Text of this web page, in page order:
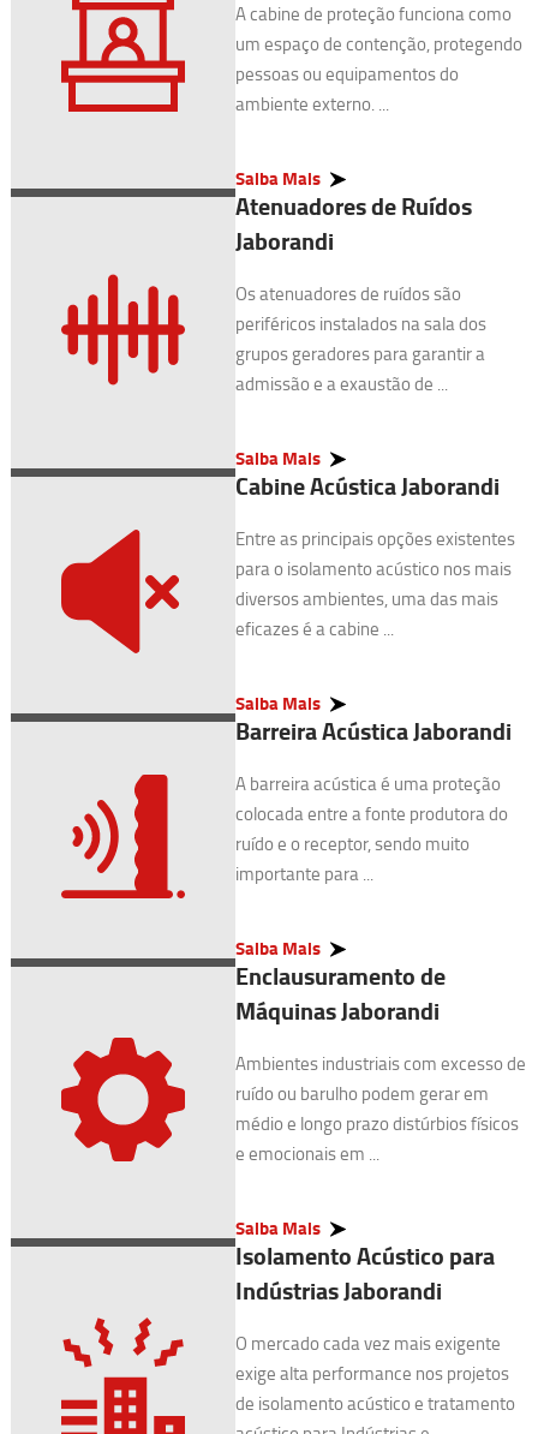
A cabine de proteção funciona como
um espaço de contenção, protegendo
pessoas ou equipamentos do
ambiente externo. ...
Saiba Mais
Atenuadores de Ruídos
Jaborandi
Os atenuadores de ruídos são
periféricos instalados na sala dos
grupos geradores para garantir a
admissão e a exaustão de ...
Saiba Mais
Cabine Acústica Jaborandi
Entre as principais opções existentes
para o isolamento acústico nos mais
diversos ambientes, uma das mais
eficazes é a cabine ...
Saiba Mais
Barreira Acústica Jaborandi
A barreira acústica é uma proteção
colocada entre a fonte produtora do
ruído e o receptor, sendo muito
importante para ...
Saiba Mais
Enclausuramento de
Máquinas Jaborandi
Ambientes industriais com excesso de
ruído ou barulho podem gerar em
médio e longo prazo distúrbios físicos
e emocionais em ...
Saiba Mais
Isolamento Acústico para
Indústrias Jaborandi
O mercado cada vez mais exigente
exige alta performance nos projetos
de isolamento acústico e tratamento